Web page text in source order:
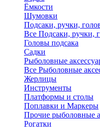
Ёмкости
Шумовки
Подсаки, ручки,
Все Подсаки, ручки,
Головы подсака
Садки
Рыболовные
Все Рыболовные
Жерлицы
Инструменты
Платформы и столы
Поплавки и Маркеры
Прочие рыболовные
Рогатки